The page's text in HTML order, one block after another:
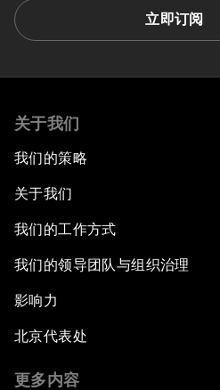
立即订阅
关于我们
我们的策略
关于我们
我们的工作方式
我们的领导团队与组织治理
影响力
北京代表处
更多内容